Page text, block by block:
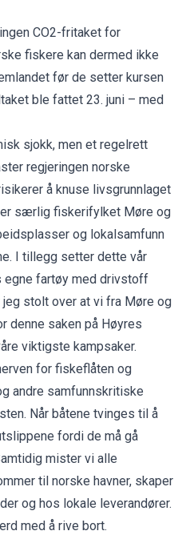
CO2-fritaket for
fiskere kan dermed ikke
før de setter kursen
ble fattet 23. juni – med
sjokk, men et regelrett
regjeringen norske
å knuse livsgrunnlaget
særlig fiskerifylket Møre og
og lokalsamfunn
I tillegg setter dette vår
egne fartøy med drivstoff
stolt over at vi fra Møre og
denne saken på Høyres
viktigste kampsaker.
for fiskeflåten og
andre samfunnskritiske
Når båtene tvinges til å
fordi de må gå
mister vi alle
til norske havner, skaper
og hos lokale leverandører.
med å rive bort.